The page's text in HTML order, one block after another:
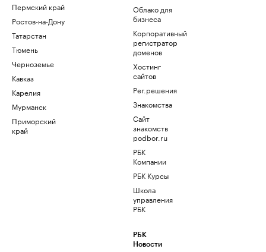
Пермский край
Ростов-на-Дону
Татарстан
Тюмень
Черноземье
Кавказ
Карелия
Мурманск
Приморский
край
Облако для
бизнеса
Корпоративный
регистратор
доменов
Хостинг
сайтов
Рег.решения
Знакомства
Сайт
знакомств
podbor.ru
РБК
Компании
РБК Курсы
Школа
управления
РБК
РБК
Новости